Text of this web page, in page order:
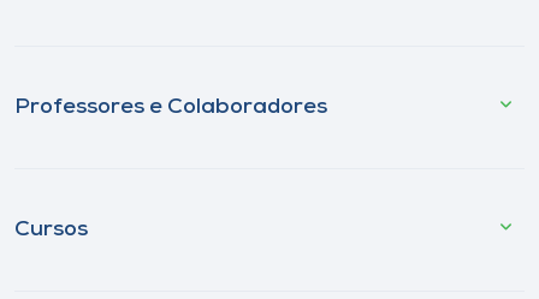
Professores e Colaboradores
Cursos